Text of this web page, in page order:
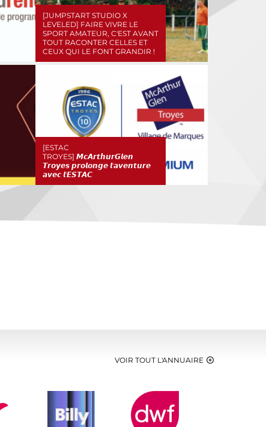
[JUMPSTART STUDIO X
LEVELED] FAIRE VIVRE LE
SPORT AMATEUR, C'EST AVANT
TOUT RACONTER CELLES ET
CEUX QUI LE FONT GRANDIR !
[ESTAC
TROYES] 𝙈𝙘𝘼𝙧𝙩𝙝𝙪𝙧𝙂𝙡𝙚𝙣
𝙏𝙧𝙤𝙮𝙚𝙨 𝙥𝙧𝙤𝙡𝙤𝙣𝙜𝙚 𝙡'𝙖𝙫𝙚𝙣𝙩𝙪𝙧𝙚
𝙖𝙫𝙚𝙘 𝙡'𝙀𝙎𝙏𝘼𝘾
VOIR TOUT L'ANNUAIRE